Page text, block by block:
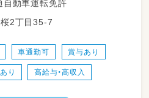
の送迎業務
全般
ルプ業務
備
作成
覚士 普通自動車運転免許
2丁目35-7
車通勤可 賞与あり
り 高給与・高収入